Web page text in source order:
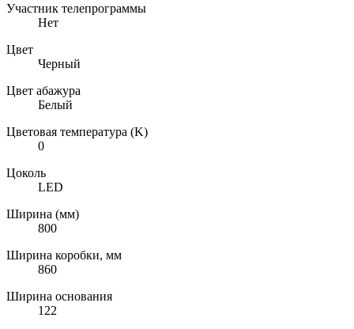
Участник телепрограммы
Нет
Цвет
Черный
Цвет абажура
Белый
Цветовая температура (K)
0
Цоколь
LED
Ширина (мм)
800
Ширина коробки, мм
860
Ширина основания
122